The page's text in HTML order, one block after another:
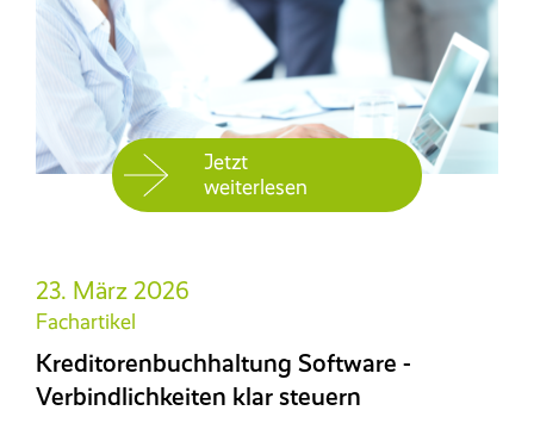
Jetzt
weiterlesen
23. März 2026
Fachartikel
Kreditorenbuchhaltung Software -
Verbindlichkeiten klar steuern